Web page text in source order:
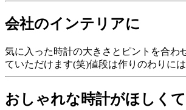
会社のインテリアに
気に入った時計の大きさとピントを合わ
ていただけます(笑)値段は作りのわりに
おしゃれな時計がほしく